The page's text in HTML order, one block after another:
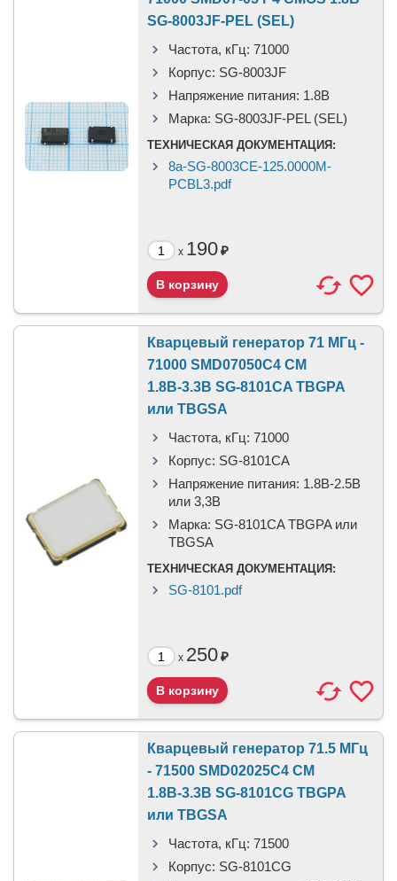
SG-8003JF-PEL (SEL)
Частота, кГц: 71000
Корпус: SG-8003JF
Напряжение питания: 1.8В
Марка: SG-8003JF-PEL (SEL)
ТЕХНИЧЕСКАЯ ДОКУМЕНТАЦИЯ:
8a-SG-8003CE-125.0000M-
PCBL3.pdf
x 190₽
Кварцевый генератор 71 МГц -
71000 SMD07050C4 CM
1.8В-3.3В SG-8101CA TBGPA
или TBGSA
Частота, кГц: 71000
Корпус: SG-8101CA
Напряжение питания: 1.8В-2.5B
или 3,3B
Марка: SG-8101CA TBGPA или
TBGSA
ТЕХНИЧЕСКАЯ ДОКУМЕНТАЦИЯ:
SG-8101.pdf
x 250₽
Кварцевый генератор 71.5 МГц
- 71500 SMD02025C4 CM
1.8В-3.3В SG-8101CG TBGPA
или TBGSA
Частота, кГц: 71500
Корпус: SG-8101CG